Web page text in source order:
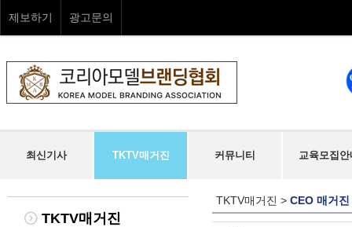
제보하기 광고문의
최신기사 TKTV매거진 커뮤니티 교육모집안
TKTV매거진
TKTV매거진 > CEO 매거진